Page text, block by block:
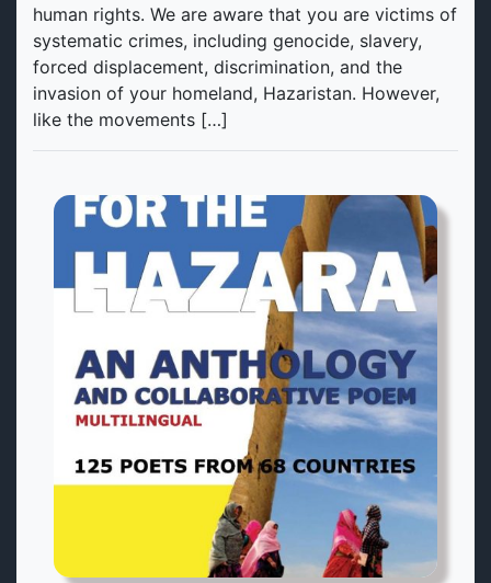
human rights. We are aware that you are victims of
systematic crimes, including genocide, slavery,
forced displacement, discrimination, and the
invasion of your homeland, Hazaristan. However,
like the movements […]